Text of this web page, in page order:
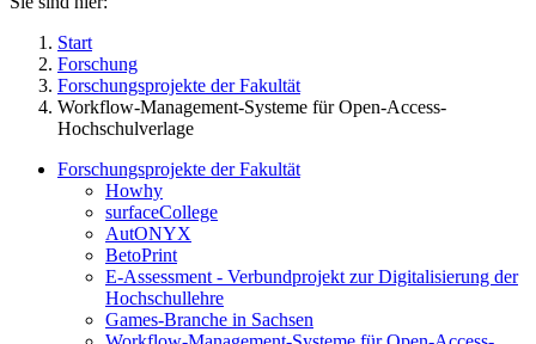
Start
Forschung
Forschungsprojekte der Fakultät
Workflow-Management-Systeme für Open-Access-
Hochschulverlage
Forschungsprojekte der Fakultät
Howhy
surfaceCollege
AutONYX
BetoPrint
E-Assessment - Verbundprojekt zur Digitalisierung der
Hochschullehre
Games-Branche in Sachsen